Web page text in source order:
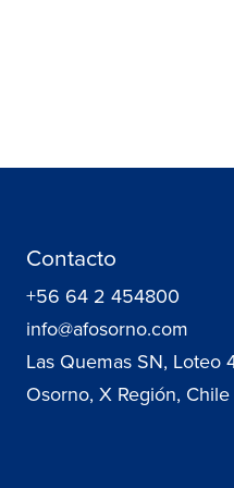
Contacto
+56 64 2 454800
info@afosorno.com
Las Quemas SN, Loteo
Osorno, X Región, Chile